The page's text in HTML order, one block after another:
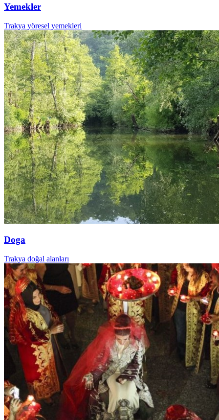
Yemekler
Trakya yöresel yemekleri
Doga
Trakya doğal alanları